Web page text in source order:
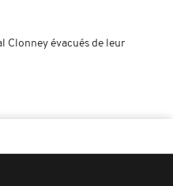
Clonney évacués de leur